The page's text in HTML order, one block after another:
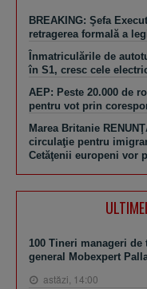
BREAKING: Şefa
retragerea formală a
Înmatriculările de
în S1, cresc cele
AEP: Peste 20.000 de
pentru vot prin
Marea Britanie
circulaţie pentru
Cetăţenii europeni vor
100 Tineri manageri
general Mobexpert
astăzi, 14:00